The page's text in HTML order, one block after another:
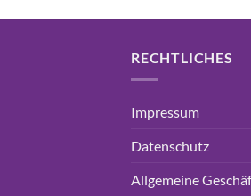
RECHTLICHES
Impressum
Datenschutz
Allgemeine